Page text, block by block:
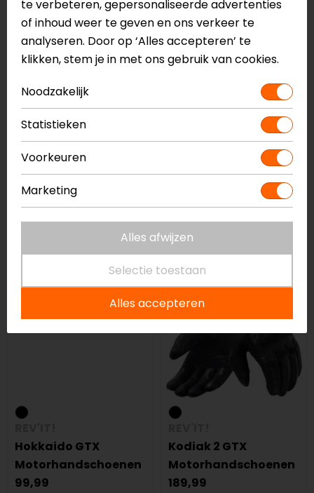
REV'IT!
Motorhandschoenen
69,99
NIEUW
Hokkaido GTX
Motorhandschoenen
99,99
Kodiak 2 GTX
Motorhandschoenen
189,99
te verbeteren, gepersonaliseerde advertenties
of inhoud weer te geven en ons verkeer te
analyseren. Door op ‘Alles accepteren’ te
klikken, stem je in met ons gebruik van cookies.
Noodzakelijk
Statistieken
Voorkeuren
Marketing
Alles afwijzen
Selectie toestaan
Alles accepteren